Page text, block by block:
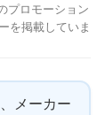
プロモーション
を掲載していま
メーカー